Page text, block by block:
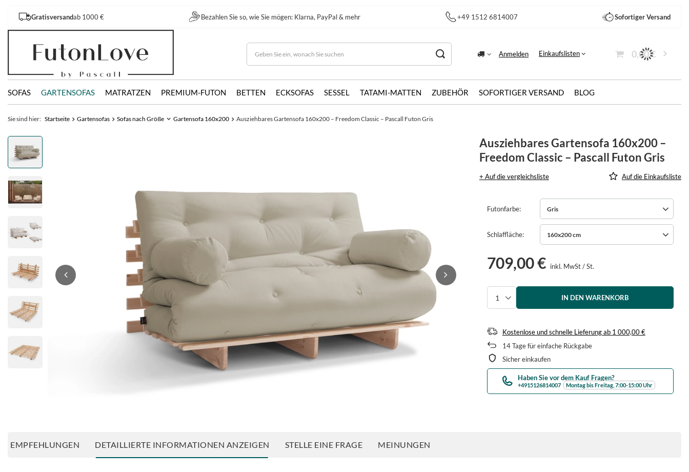
Gratisversandab 1000 € Bezahlen Sie so, wie Sie mögen: Klarna, PayPal & mehr +49 1512 6814007 Sofortiger Versand
Anmelden Einkaufslisten 0,00 €
SOFAS GARTENSOFAS MATRATZEN PREMIUM-FUTON BETTEN ECKSOFAS SESSEL TATAMI-MATTEN ZUBEHÖR SOFORTIGER VERSAND BLOG
Sie sind hier: Startseite Gartensofas Sofas nach Größe Gartensofa 160x200 Ausziehbares Gartensofa 160x200 – Freedom Classic – Pascall Futon Gris
Ausziehbares Gartensofa 160x200 –
Freedom Classic – Pascall Futon Gris
+ Auf die vergleichsliste Auf die Einkaufsliste
Futonfarbe Gris
Schlaffläche 160x200 cm
709,00 € inkl. MwSt/St.
IN DEN WARENKORB
Kostenlose und schnelle Lieferungab 1 000,00 €
14Tage für einfache Rückgabe
Sicher einkaufen
Haben Sie vor dem Kauf Fragen?
+4915126814007 Montag bis Freitag, 7:00-15:00 Uhr
EMPFEHLUNGEN DETAILLIERTE INFORMATIONEN ANZEIGEN STELLE EINE FRAGE MEINUNGEN